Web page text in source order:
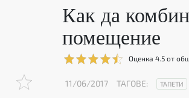
Как да
помещение
Оценка 4.5от
11/06/2017 ТАГОВЕ: ТАПЕТИ